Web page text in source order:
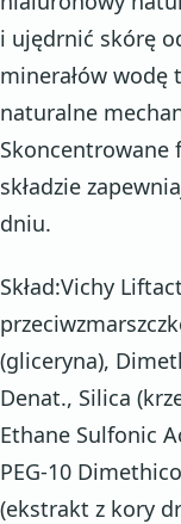
i ujędrnić skórę
minerałów wodę
naturalne
Skoncentrowane
składzie
dniu.
Skład:Vichy
(gliceryna),
Denat., Silica
Ethane Sulfonic
PEG-10
(ekstrakt z kory